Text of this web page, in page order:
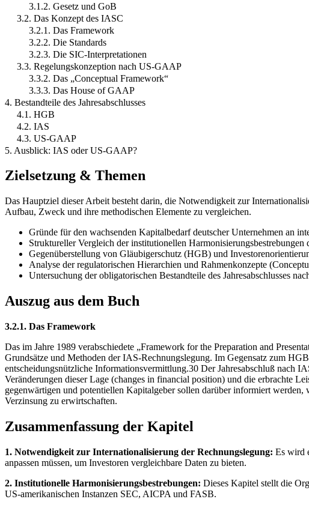
3.1.2. Gesetz und GoB
3.2. Das Konzept des IASC
3.2.1. Das Framework
3.2.2. Die Standards
3.2.3. Die SIC-Interpretationen
3.3. Regelungskonzeption nach US-GAAP
3.3.2. Das „Conceptual Framework“
3.3.3. Das House of GAAP
4. Bestandteile des Jahresabschlusses
4.1. HGB
4.2. IAS
4.3. US-GAAP
5. Ausblick: IAS oder US-GAAP?
Zielsetzung & Themen
Das Hauptziel dieser Arbeit besteht darin, die Notwendigkeit zur
Aufbau, Zweck und ihre methodischen Elemente zu vergleichen.
Gründe für den wachsenden Kapitalbedarf deutscher Unternehmen an
Struktureller Vergleich der institutionellen
Gegenüberstellung von Gläubigerschutz (HGB) und
Analyse der regulatorischen Hierarchien und Rahmenkonzepte
Untersuchung der obligatorischen Bestandteile des Jahresabschlusses
Auszug aus dem Buch
3.2.1. Das Framework
Das im Jahre 1989 verabschiedete „Framework for the Preparation and
Grundsätze und Methoden der IAS-Rechnungslegung. Im Gegensatz zum
entscheidungsnützliche Informationsvermittlung.30 Der Jahresabschluß nach
Veränderungen dieser Lage (changes in financial position) und die erbrachte
gegenwärtigen und potentiellen Kapitalgeber sollen darüber informiert
Verzinsung zu erwirtschaften.
Zusammenfassung der Kapitel
1. Notwendigkeit zur Internationalisierung der Rechnungslegung: Es wird
anpassen müssen, um Investoren vergleichbare Daten zu bieten.
2. Institutionelle Harmonisierungsbestrebungen: Dieses Kapitel stellt die
US-amerikanischen Instanzen SEC, AICPA und FASB.